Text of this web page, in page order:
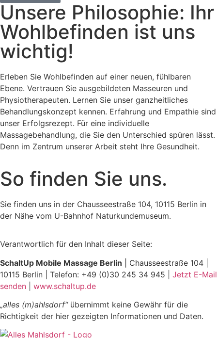
Unsere Philosophie: Ihr
Wohlbefinden ist uns
wichtig!
Erleben Sie Wohlbefinden auf einer neuen, fühlbaren
Ebene. Vertrauen Sie ausgebildeten Masseuren und
Physiotherapeuten. Lernen Sie unser ganzheitliches
Behandlungskonzept kennen. Erfahrung und Empathie sind
unser Erfolgsrezept. Für eine individuelle
Massagebehandlung, die Sie den Unterschied spüren lässt.
Denn im Zentrum unserer Arbeit steht Ihre Gesundheit.
So finden Sie uns.
Sie finden uns in der Chausseestraße 104, 10115 Berlin in
der Nähe vom U-Bahnhof Naturkundemuseum.
Verantwortlich für den Inhalt dieser Seite:
SchaltUp Mobile Massage Berlin | Chausseestraße 104 |
10115 Berlin | Telefon: +49 (0)30 245 34 945 | Jetzt E-Mail
senden
www.schaltup.de
„alles (m)ahlsdorf“übernimmt keine Gewähr für die
Richtigkeit der hier gezeigten Informationen und Daten.